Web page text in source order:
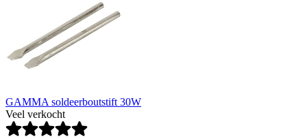
GAMMA soldeerboutstift 30W
Veel verkocht